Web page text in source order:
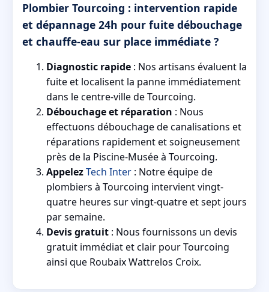
Plombier Tourcoing : intervention rapide
et dépannage 24h pour fuite débouchage
et chauffe-eau sur place immédiate ?
Diagnostic rapide : Nos artisans évaluent la
fuite et localisent la panne immédiatement
dans le centre-ville de Tourcoing.
Débouchage et réparation : Nous
effectuons débouchage de canalisations et
réparations rapidement et soigneusement
près de la Piscine-Musée à Tourcoing.
AppelezTech Inter : Notre équipe de
plombiers à Tourcoing intervient vingt-
quatre heures sur vingt-quatre et sept jours
par semaine.
Devis gratuit : Nous fournissons un devis
gratuit immédiat et clair pour Tourcoing
ainsi que Roubaix Wattrelos Croix.